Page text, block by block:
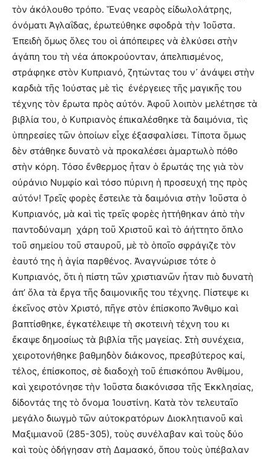
τὸν ἀκόλουθο τρόπο. Ἕνας νεαρὸς εἰδωλολάτρης,
ὀνόματι Ἀγλαΐδας, ἐρωτεύθηκε σφοδρὰ τὴν Ἰοῦστα.
Ἐπειδὴ ὅμως ὅλες του οἱ ἀπόπειρες νὰ ἑλκύσει στὴν
ἀγάπη του τὴ νέα ἀποκρούονταν, ἀπελπισμένος,
στράφηκε στὸν Κυπριανό, ζητώντας του ν᾽ ἀνάψει στὴν
καρδιὰ τῆς Ἰούστας μὲ τὶς ἐνέργειες τῆς μαγικῆς του
τέχνης τὸν ἔρωτα πρὸς αὐτόν. Ἀφοῦ λοιπὸν μελέτησε τὰ
βιβλία του, ὁ Κυπριανὸς ἐπικαλέσθηκε τὰ δαιμόνια, τὶς
ὑπηρεσίες τῶν ὁποίων εἶχε ἐξασφαλίσει. Τίποτα ὅμως
δὲν στάθηκε δυνατὸ νὰ προκαλέσει ἁμαρτωλὸ πόθο
στὴν κόρη. Τόσο ἔνθερμος ἦταν ὁ ἔρωτάς της γιὰ τὸν
οὐράνιο Νυμφίο καὶ τόσο πύρινη ἡ προσευχή της πρὸς
αὐτόν! Τρεῖς φορὲς ἔστειλε τὰ δαιμόνια στὴν Ἰοῦστα ὁ
Κυπριανός, μὰ καὶ τὶς τρεῖς φορὲς ἡττήθηκαν ἀπὸ τὴν
παντοδύναμη χάρη τοῦ Χριστοῦ καὶ τὸ ἀήττητο ὅπλο
τοῦ σημείου τοῦ σταυροῦ, μὲ τὸ ὁποῖο σφράγιζε τὸν
ἑαυτό της ἡ ἁγία παρθένος. Ἀναγνώρισε τότε ὁ
Κυπριανός, ὅτι ἡ πίστη τῶν χριστιανῶν ἦταν πιὸ δυνατὴ
ἀπ’ ὅλα τὰ ἔργα τῆς δαιμονικῆς του τέχνης. Πίστεψε κι
ἐκεῖνος στὸν Χριστό, πῆγε στὸν ἐπίσκοπο Ἄνθιμο καὶ
βαπτίσθηκε, ἐγκατέλειψε τὴ σκοτεινὴ τέχνη του κι
ἔκαψε δημοσίως τὰ βιβλία τῆς μαγείας. Στὴ συνέχεια,
χειροτονήθηκε βαθμηδὸν διάκονος, πρεσβύτερος καί,
τέλος, ἐπίσκοπος, σὲ διαδοχὴ τοῦ ἐπισκόπου Ἀνθίμου,
καὶ χειροτόνησε τὴν Ἰοῦστα διακόνισσα τῆς Ἐκκλησίας,
δίδοντάς της τὸ ὄνομα Ἰουστίνη. Κατὰ τὸν τελευταῖο
μεγάλο διωγμὸ τῶν αὐτοκρατόρων Διοκλητιανοῦ καὶ
Μαξιμιανοῦ (285-305), τοὺς συνέλαβαν καὶ τοὺς δύο
καὶ τοὺς ὁδήγησαν στὴ Δαμασκό, ὅπου τοὺς ὑπέβαλαν